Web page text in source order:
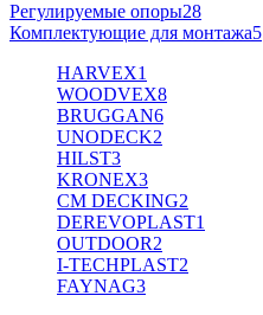
Регулируемые опоры28
Комплектующие для монтажа5
HARVEX1
WOODVEX8
BRUGGAN6
UNODECK2
HILST3
KRONEX3
CM DECKING2
DEREVOPLAST1
OUTDOOR2
I-TECHPLAST2
FAYNAG3